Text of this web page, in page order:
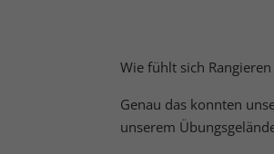
Wie fühlt sich
Genau das konnten
unserem
Externe Medien (5)
Inhalte von Videoplattformen und
blockiert. Wenn Cookies von